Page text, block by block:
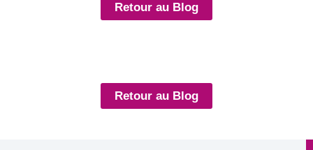
Retour au Blog
Retour au Blog